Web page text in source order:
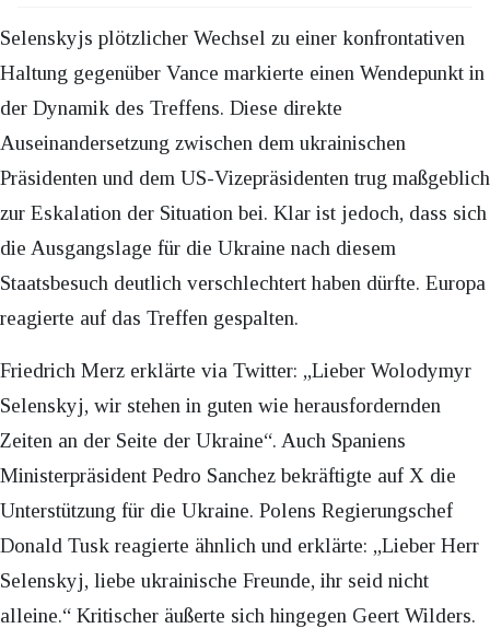
Selenskyjs plötzlicher Wechsel zu einer konfrontativen
Haltung gegenüber Vance markierte einen Wendepunkt in
der Dynamik des Treffens. Diese direkte
Auseinandersetzung zwischen dem ukrainischen
Präsidenten und dem US-Vizepräsidenten trug maßgeblich
zur Eskalation der Situation bei. Klar ist jedoch, dass sich
die Ausgangslage für die Ukraine nach diesem
Staatsbesuch deutlich verschlechtert haben dürfte. Europa
reagierte auf das Treffen gespalten.
Friedrich Merz erklärte via Twitter: „Lieber Wolodymyr
Selenskyj, wir stehen in guten wie herausfordernden
Zeiten an der Seite der Ukraine“. Auch Spaniens
Ministerpräsident Pedro Sanchez bekräftigte auf X die
Unterstützung für die Ukraine. Polens Regierungschef
Donald Tusk reagierte ähnlich und erklärte: „Lieber Herr
Selenskyj, liebe ukrainische Freunde, ihr seid nicht
alleine.“ Kritischer äußerte sich hingegen Geert Wilders.